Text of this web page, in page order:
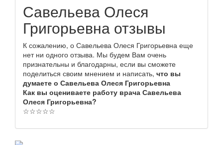
Савельева Олеся
Григорьевна отзывы
К сожалению, о Савельева Олеся Григорьевна еще
нет ни одного отзыва. Мы будем Вам очень
признательны и благодарны, если вы сможете
поделиться своим мнением и написать, что вы
думаете о Савельева Олеся Григорьевна
Как вы оцениваете работу врача Савельева
Олеся Григорьевна?
☆☆☆☆☆